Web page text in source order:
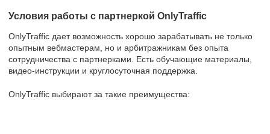
Условия работы с партнеркой OnlyTraffic
OnlyTraffic дает возможность хорошо зарабатывать не только
опытным вебмастерам, но и арбитражникам без опыта
сотрудничества с партнерками. Есть обучающие материалы,
видео-инструкции и круглосуточная поддержка.
OnlyTraffic выбирают за такие преимущества: